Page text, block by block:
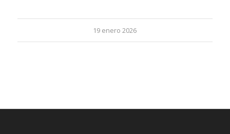
19 enero 2026